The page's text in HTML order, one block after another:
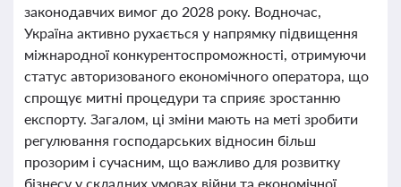
законодавчих вимог до 2028 року. Водночас,
Україна активно рухається у напрямку підвищення
міжнародної конкурентоспроможності, отримуючи
статус авторизованого економічного оператора, що
спрощує митні процедури та сприяє зростанню
експорту. Загалом, ці зміни мають на меті зробити
регулювання господарських відносин більш
прозорим і сучасним, що важливо для розвитку
бізнесу у складних умовах війни та економічної